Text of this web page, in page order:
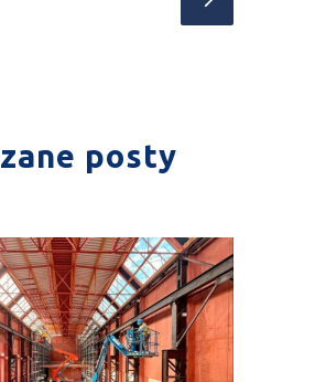
posty